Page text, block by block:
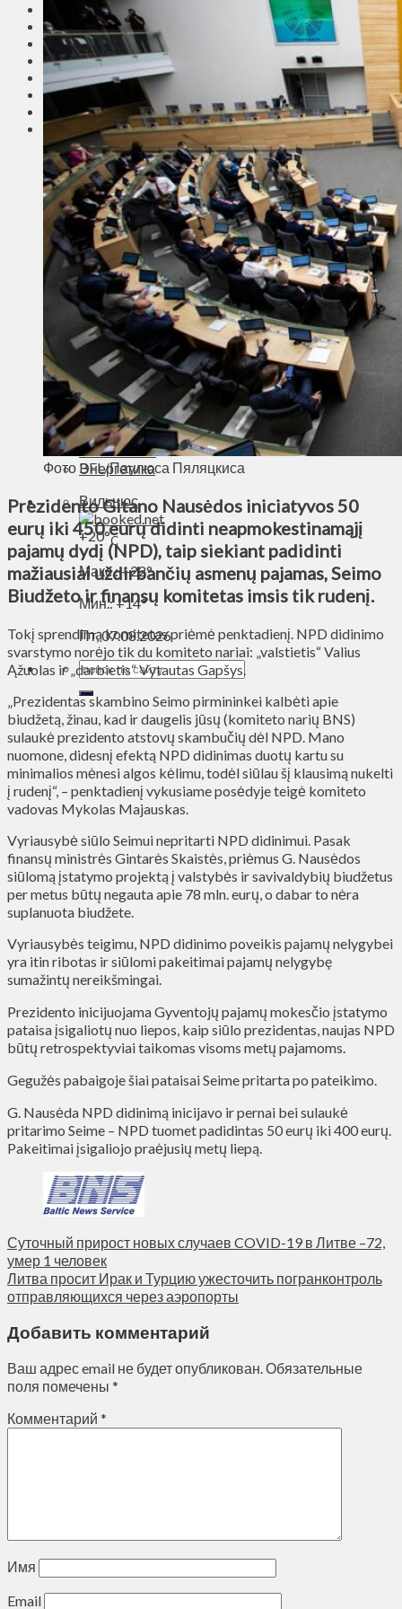
Соседи
Транспорт
Выбор читателей
Калейдоскоп
Армия
Сейм Литвы
Культура
Больше
Фоторепортаж
Туризм
ЛК рекомендует
Сеньорам
Образование
Здравоохранение
Экология
Происшествия
Приграничье
Деньги
Визиты
Выборы
Агроновости
Едим дома
Ищу семью
Духовное пространство
Спорт
Технологии
Энергетика
Вильнюс
+20°C
Макс.:+22°
Мин.:+14°
Пт, 07.08.2026
Фото BFL/Паулюса Пяляцкиса
Prezidento Gitano Nausėdos iniciatyvos 50
eurų iki 450 eurų didinti neapmokestinamąjį
pajamų dydį (NPD), taip siekiant padidinti
mažiausiai uždirbančių asmenų pajamas, Seimo
Biudžeto ir finansų komitetas imsis tik rudenį.
Tokį sprendimą komitetas priėmė penktadienį. NPD didinimo
svarstymo norėjo tik du komiteto nariai: „valstietis“ Valius
Ąžuolas ir „darbietis“ Vytautas Gapšys.
„Prezidentas skambino Seimo pirmininkei kalbėti apie
biudžetą, žinau, kad ir daugelis jūsų (komiteto narių BNS)
sulaukė prezidento atstovų skambučių dėl NPD. Mano
nuomone, didesnį efektą NPD didinimas duotų kartu su
minimalios mėnesi algos kėlimu, todėl siūlau šį klausimą nukelti
į rudenį“, – penktadienį vykusiame posėdyje teigė komiteto
vadovas Mykolas Majauskas.
Vyriausybė siūlo Seimui nepritarti NPD didinimui. Pasak
finansų ministrės Gintarės Skaistės, priėmus G. Nausėdos
siūlomą įstatymo projektą į valstybės ir savivaldybių biudžetus
per metus būtų negauta apie 78 mln. eurų, o dabar to nėra
suplanuota biudžete.
Vyriausybės teigimu, NPD didinimo poveikis pajamų nelygybei
yra itin ribotas ir siūlomi pakeitimai pajamų nelygybę
sumažintų nereikšmingai.
Prezidento inicijuojama Gyventojų pajamų mokesčio įstatymo
pataisa įsigaliotų nuo liepos, kaip siūlo prezidentas, naujas NPD
būtų retrospektyviai taikomas visoms metų pajamoms.
Gegužės pabaigoje šiai pataisai Seime pritarta po pateikimo.
G. Nausėda NPD didinimą inicijavo ir pernai bei sulaukė
pritarimo Seime – NPD tuomet padidintas 50 eurų iki 400 eurų.
Pakeitimai įsigaliojo praėjusių metų liepą.
Суточный прирост новых случаев COVID-19 в Литве –72,
умер 1 человек
Литва просит Ирак и Турцию ужесточить погранконтроль
отправляющихся через аэропорты
Добавить комментарий
Ваш адрес email не будет опубликован.Обязательные
поля помечены *
Комментарий *
Имя
Email